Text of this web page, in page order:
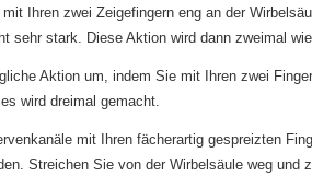
Ihren zwei Zeigefingern eng an der
sehr stark. Diese Aktion wird dann zweimal
Aktion um, indem Sie mit Ihren zwei
wird dreimal gemacht.
mit Ihren fächerartig gespreizten
Streichen Sie von der Wirbelsäule weg und